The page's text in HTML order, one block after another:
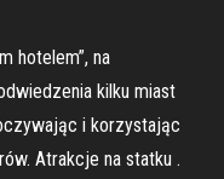
hotelem”, na
kilku miast
i korzystając
Atrakcje na statku .